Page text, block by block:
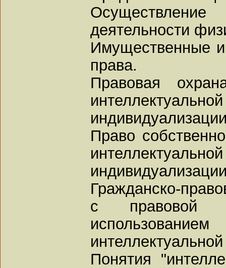
деятельности
Имущественные
права.
Правовая
Право
Гражданско-
с правовой
Понятия